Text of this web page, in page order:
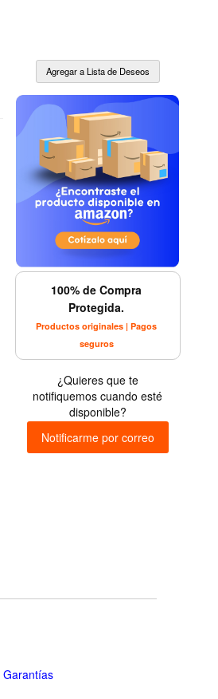
100% de Compra
Protegida.
Productos originales | Pagos
seguros
¿Quieres que te
notifiquemos cuando esté
disponible?
Notificarme por correo
Garantías